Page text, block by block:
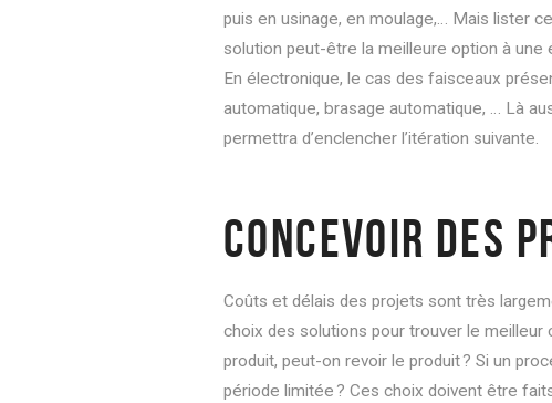
puis en usinage, en moulage,… Mais lister
solution peut-être la meilleure option à
En électronique, le cas des faisceaux
automatique, brasage automatique, … Là
permettra d’enclencher l’itération suivante.
CONCEVOIR DES
Coûts et délais des projets sont très
choix des solutions pour trouver le
produit, peut-on revoir le produit ? Si un
période limitée ? Ces choix doivent être